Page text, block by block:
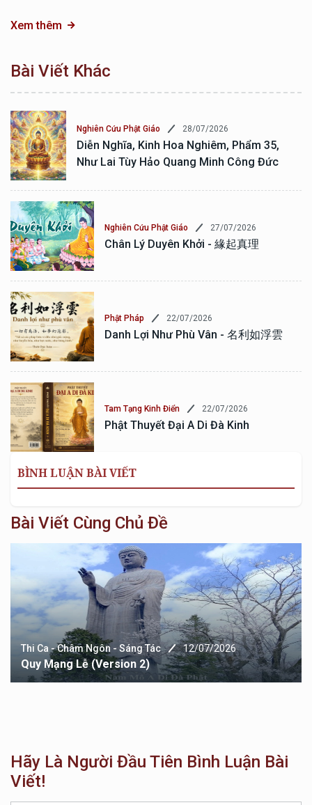
Xem thêm
Bài Viết Khác
Nghiên Cứu Phật Giáo 28/07/2026
Diễn Nghĩa, Kinh Hoa Nghiêm, Phẩm 35,
Như Lai Tùy Hảo Quang Minh Công Đức
Nghiên Cứu Phật Giáo 27/07/2026
Chân Lý Duyên Khởi - 緣起真理
Phật Pháp 22/07/2026
Danh Lợi Như Phù Vân - 名利如浮雲
Tam Tạng Kinh Điển 22/07/2026
Phật Thuyết Đại A Di Đà Kinh
BÌNH LUẬN BÀI VIẾT
Bài Viết Cùng Chủ Đề
Thi Ca - Châm Ngôn - Sáng Tác 12/07/2026
Quy Mạng Lễ (version 2)
Hãy Là Người Đầu Tiên Bình Luận Bài
Viết!